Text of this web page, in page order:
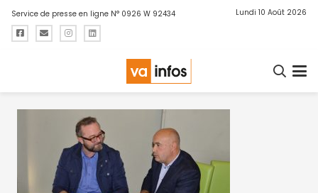
Service de presse en ligne N° 0926 W 92434 Lundi 10 Août 2026